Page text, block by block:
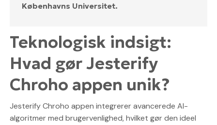
Københavns Universitet.
Teknologisk indsigt:
Hvad gør Jesterify
Chroho appen unik?
Jesterify Chroho appen integrerer avancerede AI-
algoritmer med brugervenlighed, hvilket gør den ideel